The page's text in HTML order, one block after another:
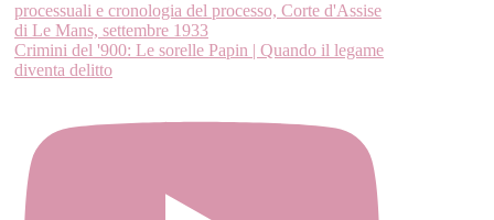
Crimini del '900: Le sorelle Papin | Quando il legame
diventa delitto